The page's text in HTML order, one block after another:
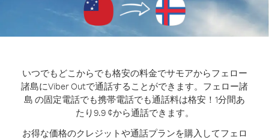
いつでもどこからでも格安の料金でサモアからフェロー
諸島にViber Outで通話することができます。 フェロー諸
島 の固定電話でも携帯電話でも通話料は格安！1分間あ
たり9.9 ¢から通話できます。
お得な価格のクレジットや通話プランを購入してフェロ